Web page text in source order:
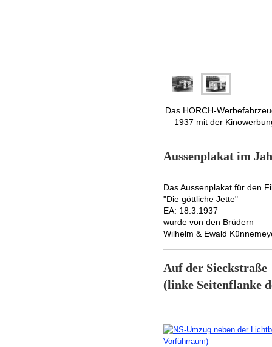
Das HORCH-
1937 mit der
Aussenplakat im
Das Aussenplakat für den
"Die göttliche Jette"
EA: 18.3.1937
wurde von den Brüdern
Wilhelm & Ewald
Auf der
(linke Seitenflanke